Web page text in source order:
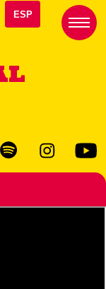
ESP